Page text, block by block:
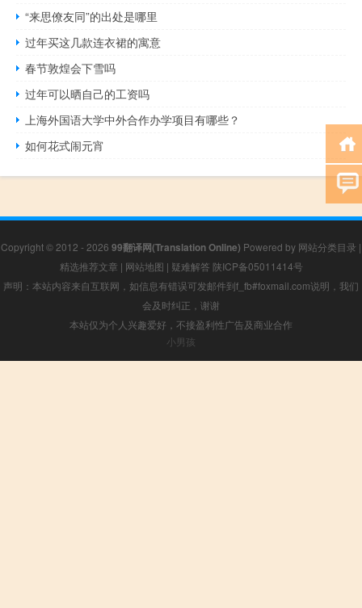
“来思僚友同”的出处是哪里
过年买这几款连衣裙的寓意
春节敦煌会下雪吗
过年可以晒自己的工资吗
上海外国语大学中外合作办学项目有哪些？
如何花式闹元宵
Copyright © 2012 - 2026 99翻译网(Translation Online) Powered by 网站分类目录 |
精选推荐文章 | 网站地图 | 疑难解答 陕ICP备05011414号
声明：本站内容来自互联网，如信息有错误可发邮件到f_fb#foxmail.com说明，我们
会及时纠正，谢谢
本站仅为个人兴趣爱好，不接盈利性广告及商业合作
小男孩